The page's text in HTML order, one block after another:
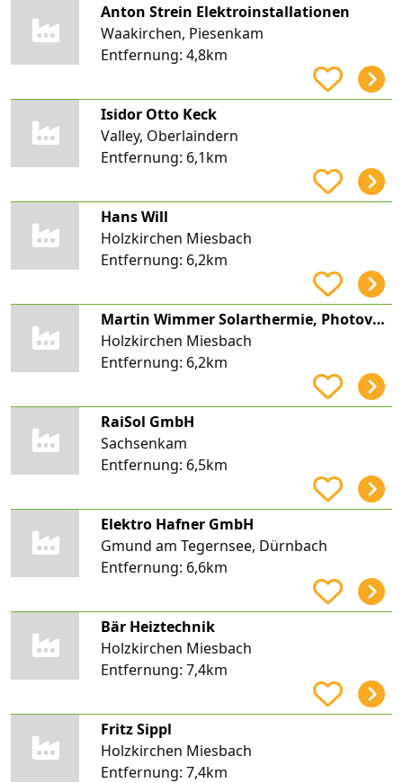
Anton Strein Elektroinstallationen
Waakirchen, Piesenkam
Entfernung: 4,8km
Isidor Otto Keck
Valley, Oberlaindern
Entfernung: 6,1km
Hans Will
Holzkirchen Miesbach
Entfernung: 6,2km
Martin Wimmer Solarthermie, Photovoltaik
Holzkirchen Miesbach
Entfernung: 6,2km
RaiSol GmbH
Sachsenkam
Entfernung: 6,5km
Elektro Hafner GmbH
Gmund am Tegernsee, Dürnbach
Entfernung: 6,6km
Bär Heiztechnik
Holzkirchen Miesbach
Entfernung: 7,4km
Fritz Sippl
Holzkirchen Miesbach
Entfernung: 7,4km